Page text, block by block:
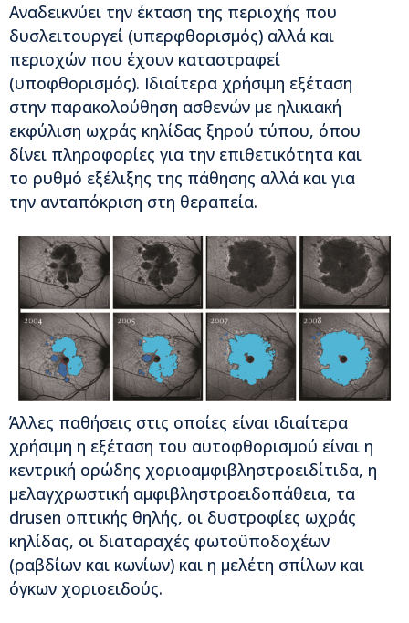
Αναδεικνύει την έκταση της περιοχής που
δυσλειτουργεί (υπερφθορισμός) αλλά και
περιοχών που έχουν καταστραφεί
(υποφθορισμός). Ιδιαίτερα χρήσιμη εξέταση
στην παρακολούθηση ασθενών με ηλικιακή
εκφύλιση ωχράς κηλίδας ξηρού τύπου, όπου
δίνει πληροφορίες για την επιθετικότητα και
το ρυθμό εξέλιξης της πάθησης αλλά και για
την ανταπόκριση στη θεραπεία.
Άλλες παθήσεις στις οποίες είναι ιδιαίτερα
χρήσιμη η εξέταση του αυτοφθορισμού είναι η
κεντρική ορώδης χοριοαμφιβληστροειδίτιδα, η
μελαγχρωστική αμφιβληστροειδοπάθεια, τα
drusen οπτικής θηλής, οι δυστροφίες ωχράς
κηλίδας, οι διαταραχές φωτοϋποδοχέων
(ραβδίων και κωνίων) και η μελέτη σπίλων και
όγκων χοριοειδούς.